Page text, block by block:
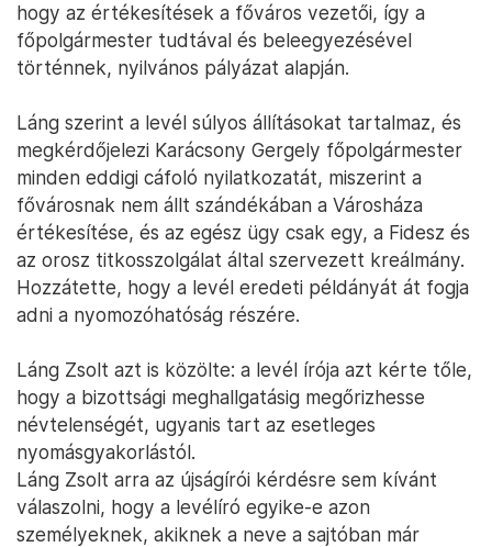
hogy az értékesítések a főváros vezetői, így a
főpolgármester tudtával és beleegyezésével
történnek, nyilvános pályázat alapján.
Láng szerint a levél súlyos állításokat tartalmaz, és
megkérdőjelezi Karácsony Gergely főpolgármester
minden eddigi cáfoló nyilatkozatát, miszerint a
fővárosnak nem állt szándékában a Városháza
értékesítése, és az egész ügy csak egy, a Fidesz és
az orosz titkosszolgálat által szervezett kreálmány.
Hozzátette, hogy a levél eredeti példányát át fogja
adni a nyomozóhatóság részére.
Láng Zsolt azt is közölte: a levél írója azt kérte tőle,
hogy a bizottsági meghallgatásig megőrizhesse
névtelenségét, ugyanis tart az esetleges
nyomásgyakorlástól.
Láng Zsolt arra az újságírói kérdésre sem kívánt
válaszolni, hogy a levélíró egyike-e azon
személyeknek, akiknek a neve a sajtóban már